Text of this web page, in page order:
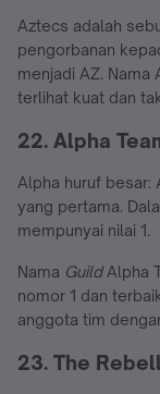
Aztecs adalah
pengorbanan
menjadi AZ. Nama
terlihat kuat dan
22. Alpha
Alpha huruf besar:
yang pertama.
mempunyai nilai 1.
Nama GuildAlpha
nomor 1 dan
anggota tim
23. The